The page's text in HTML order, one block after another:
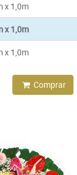
x 1,0m
x 1,0m
x 1,0m
Comprar